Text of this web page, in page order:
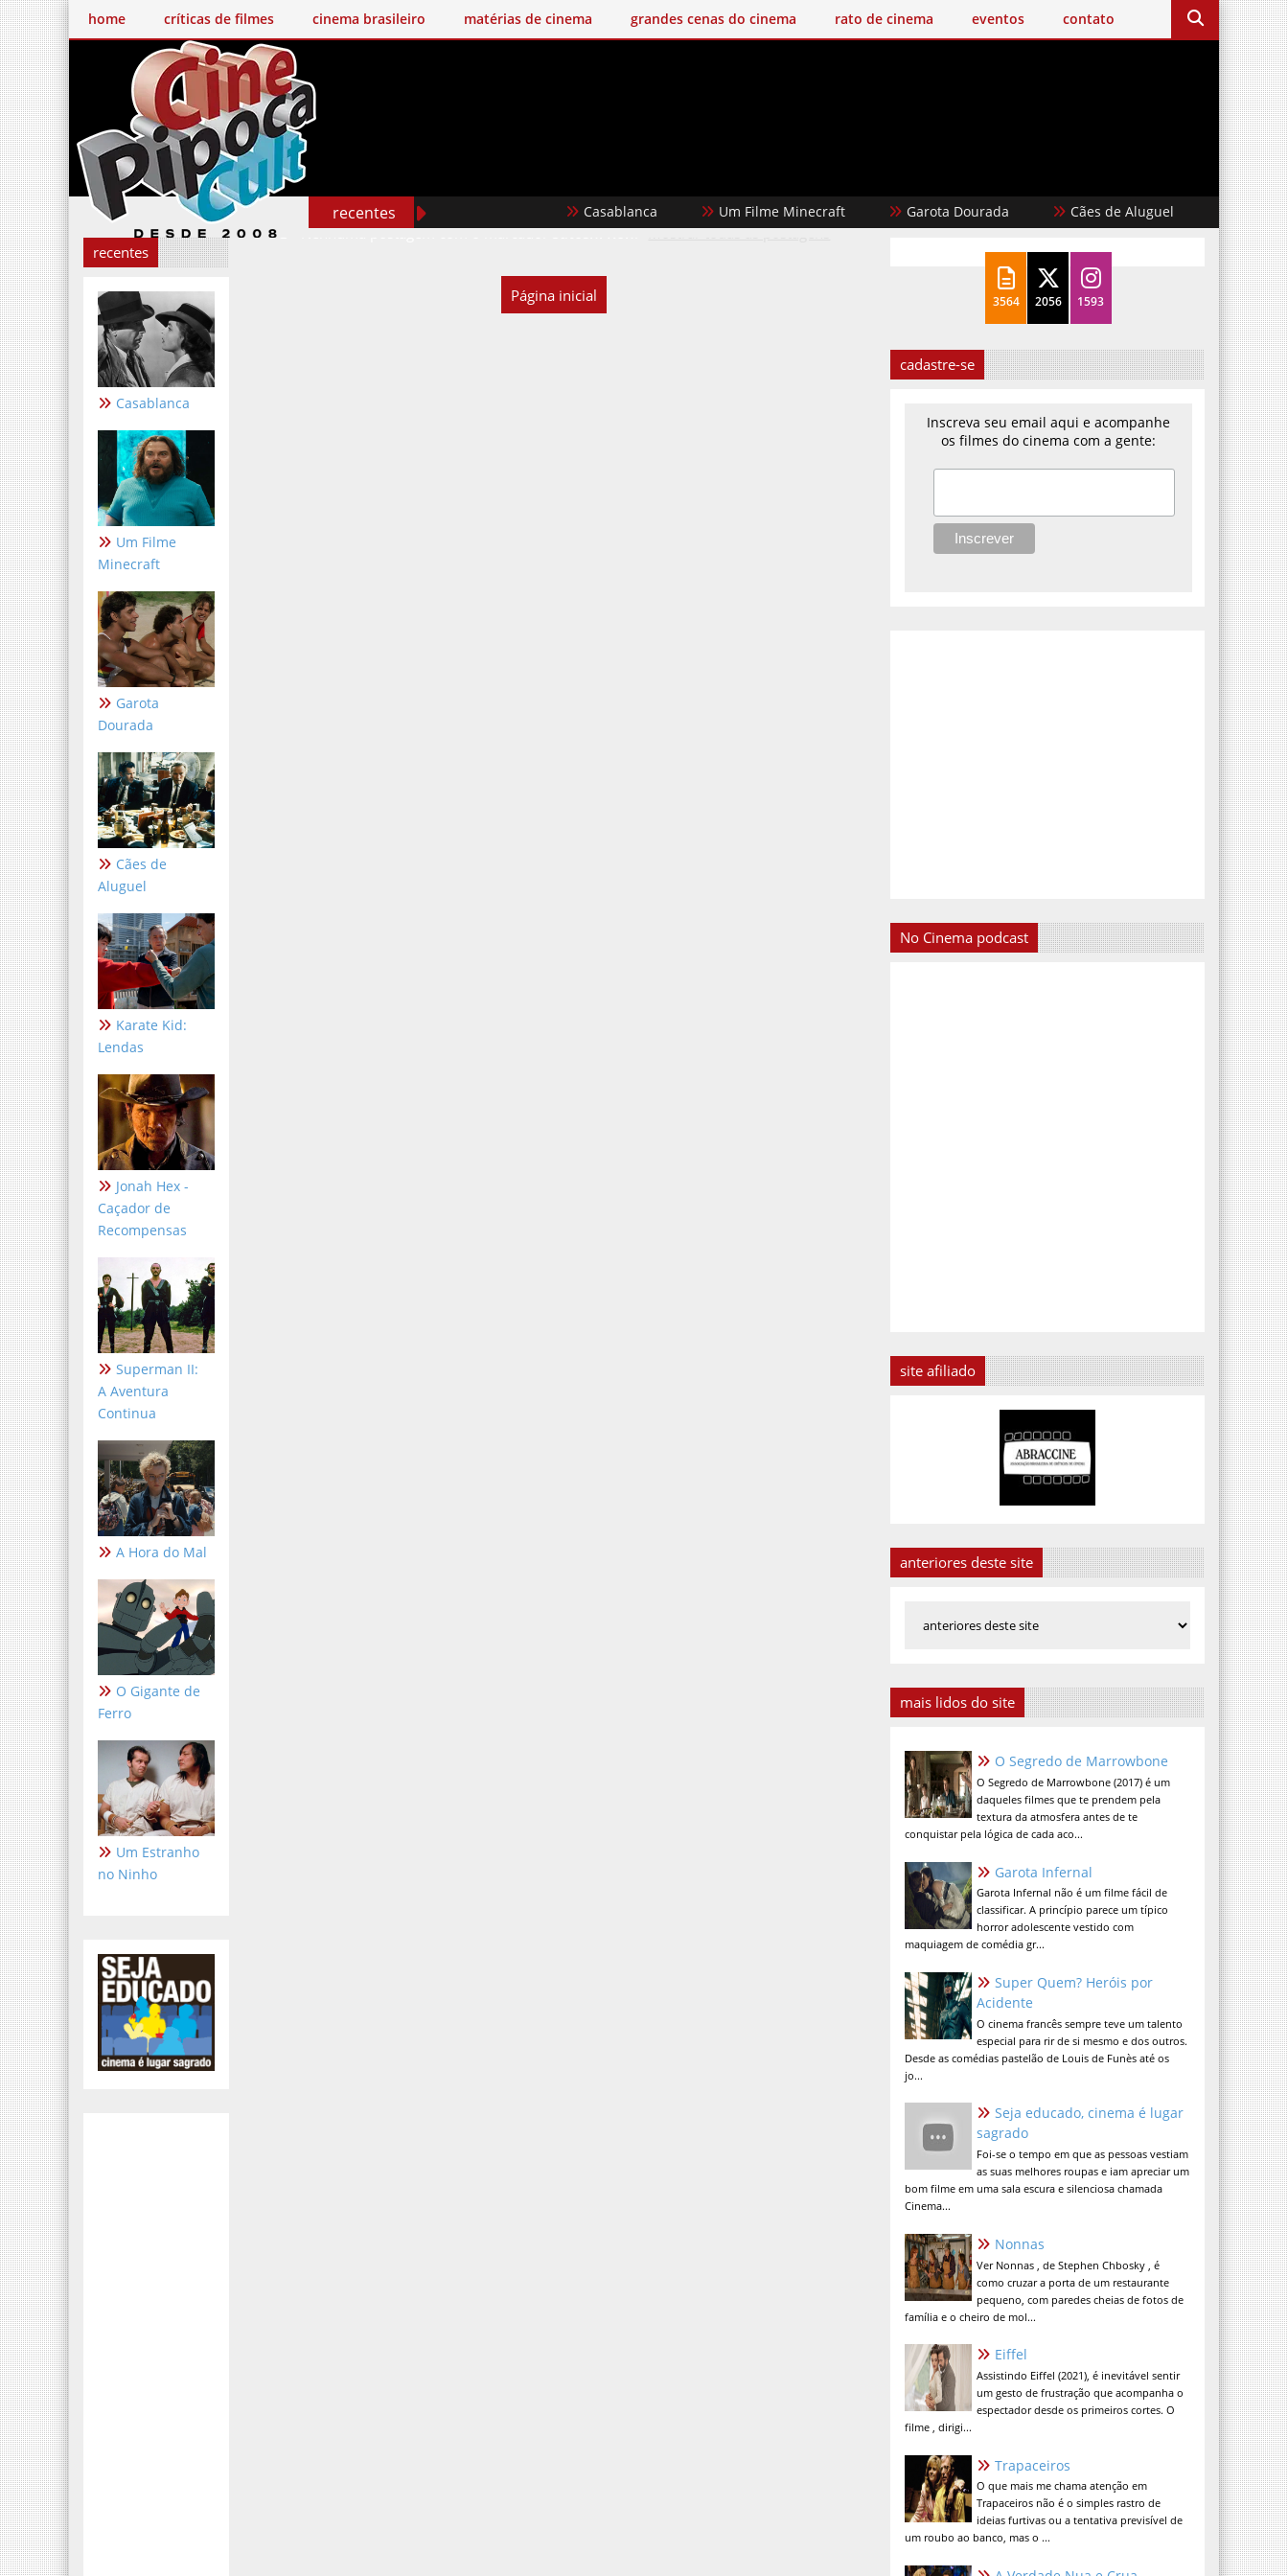
home críticas de filmes cinema brasileiro matérias de cinema grandes cenas do cinema rato de cinema eventos contato
recentes Casablanca Um Filme Minecraft Garota Dourada Cães de Aluguel Karate Kid:
recentes
Casablanca
Um Filme
Minecraft
Garota
Dourada
Cães de
Aluguel
Karate Kid:
Lendas
Jonah Hex -
Caçador de
Recompensas
Superman II:
A Aventura
Continua
A Hora do Mal
O Gigante de
Ferro
Um Estranho
no Ninho
Nenhuma postagem com o marcadorSatoshi Kon. Mostrar todas as postagens
Página inicial 3564 2056 1593
cadastre-se
Inscreva seu email aqui e acompanhe
os filmes do cinema com a gente:
No Cinema podcast
site afiliado
anteriores deste site
mais lidos do site
O Segredo de Marrowbone
O Segredo de Marrowbone (2017) é um
daqueles filmes que te prendem pela
textura da atmosfera antes de te
conquistar pela lógica de cada aco...
Garota Infernal
Garota Infernal não é um filme fácil de
classificar. A princípio parece um típico
horror adolescente vestido com
maquiagem de comédia gr...
Super Quem? Heróis por
Acidente
O cinema francês sempre teve um talento
especial para rir de si mesmo e dos outros.
Desde as comédias pastelão de Louis de Funès até os
jo...
Seja educado, cinema é lugar
sagrado
Foi-se o tempo em que as pessoas vestiam
as suas melhores roupas e iam apreciar um
bom filme em uma sala escura e silenciosa chamada
Cinema...
Nonnas
Ver Nonnas , de Stephen Chbosky , é
como cruzar a porta de um restaurante
pequeno, com paredes cheias de fotos de
família e o cheiro de mol...
Eiffel
Assistindo Eiffel (2021), é inevitável sentir
um gesto de frustração que acompanha o
espectador desde os primeiros cortes. O
filme , dirigi...
Trapaceiros
O que mais me chama atenção em
Trapaceiros não é o simples rastro de
ideias furtivas ou a tentativa previsível de
um roubo ao banco, mas o ...